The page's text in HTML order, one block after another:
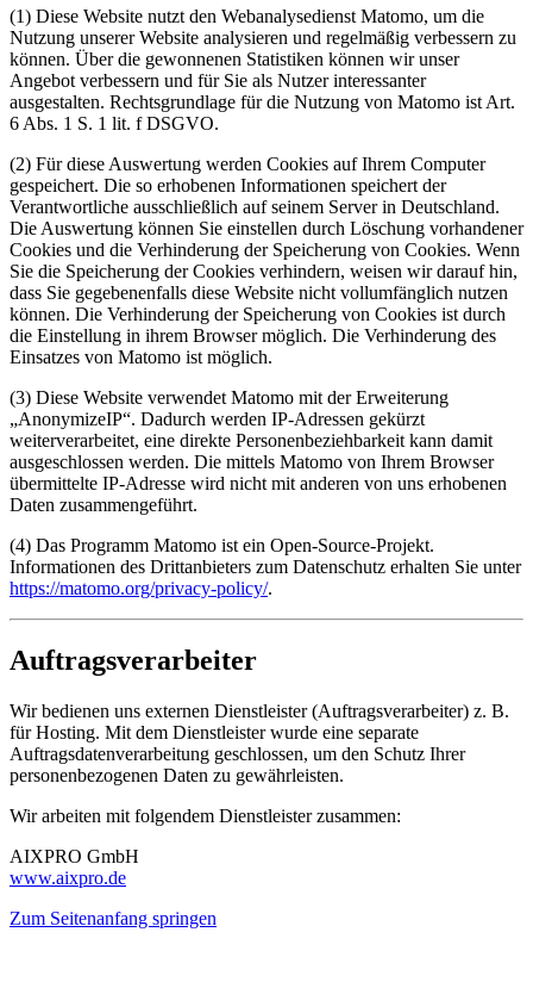
(1) Diese Website nutzt den Webanalysedienst Matomo, um die
Nutzung unserer Website analysieren und regelmäßig verbessern zu
können. Über die gewonnenen Statistiken können wir unser
Angebot verbessern und für Sie als Nutzer interessanter
ausgestalten. Rechtsgrundlage für die Nutzung von Matomo ist Art.
6 Abs. 1 S. 1 lit. f DSGVO.
(2) Für diese Auswertung werden Cookies auf Ihrem Computer
gespeichert. Die so erhobenen Informationen speichert der
Verantwortliche ausschließlich auf seinem Server in Deutschland.
Die Auswertung können Sie einstellen durch Löschung vorhandener
Cookies und die Verhinderung der Speicherung von Cookies. Wenn
Sie die Speicherung der Cookies verhindern, weisen wir darauf hin,
dass Sie gegebenenfalls diese Website nicht vollumfänglich nutzen
können. Die Verhinderung der Speicherung von Cookies ist durch
die Einstellung in ihrem Browser möglich. Die Verhinderung des
Einsatzes von Matomo ist möglich.
(3) Diese Website verwendet Matomo mit der Erweiterung
„AnonymizeIP“. Dadurch werden IP-Adressen gekürzt
weiterverarbeitet, eine direkte Personenbeziehbarkeit kann damit
ausgeschlossen werden. Die mittels Matomo von Ihrem Browser
übermittelte IP-Adresse wird nicht mit anderen von uns erhobenen
Daten zusammengeführt.
(4) Das Programm Matomo ist ein Open-Source-Projekt.
Informationen des Drittanbieters zum Datenschutz erhalten Sie unter
https://matomo.org/privacy-policy/.
Auftragsverarbeiter
Wir bedienen uns externen Dienstleister (Auftragsverarbeiter) z. B.
für Hosting. Mit dem Dienstleister wurde eine separate
Auftragsdatenverarbeitung geschlossen, um den Schutz Ihrer
personenbezogenen Daten zu gewährleisten.
Wir arbeiten mit folgendem Dienstleister zusammen:
AIXPRO GmbH
www.aixpro.de
Zum Seitenanfang springen